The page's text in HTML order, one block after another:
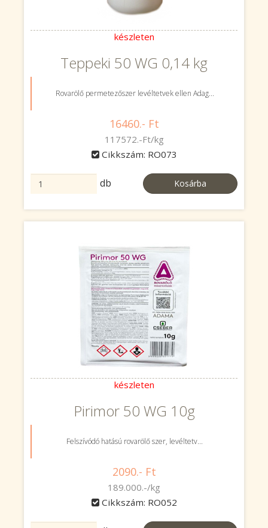
készleten
Teppeki 50 WG 0,14 kg
Rovarölő permetezőszer levéltetvek ellen Adag...
16460.- Ft
117572.-Ft/kg
Cikkszám: RO073
db Kosárba
készleten
Pirimor 50 WG 10g
Felszívódó hatású rovarölő szer, levéltetv...
2090.- Ft
189.000.-/kg
Cikkszám: RO052